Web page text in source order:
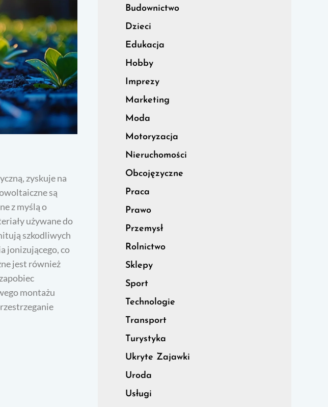
zyskuje na
są
z myślą o
używane do
szkodliwych
jonizującego, co
jest również
montażu
Budownictwo
Dzieci
Edukacja
Hobby
Imprezy
Marketing
Moda
Motoryzacja
Nieruchomości
Obcojęzyczne
Praca
Prawo
Przemysł
Rolnictwo
Sklepy
Sport
Technologie
Transport
Turystyka
Ukryte Zajawki
Uroda
Usługi